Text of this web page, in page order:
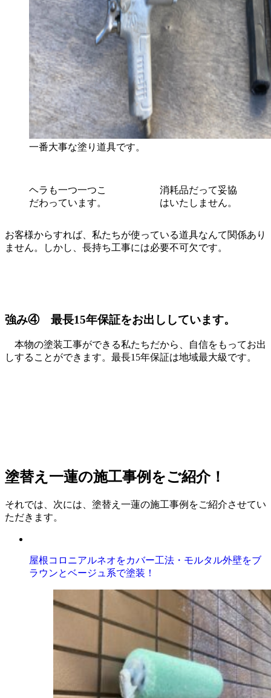
一番大事な塗り道具です。
ヘラも一つ一つこ
だわっています。
消耗品だって妥協
はいたしません。
お客様からすれば、私たちが使っている道具なんて関係あり
ません。しかし、長持ち工事には必要不可欠です。
強み④ 最長15年保証をお出ししています。
本物の塗装工事ができる私たちだから、自信をもってお出
しすることができます。最長15年保証は地域最大級です。
塗替え一蓮の施工事例をご紹介！
それでは、次には、塗替え一蓮の施工事例をご紹介させてい
ただきます。
屋根コロニアルネオをカバー工法・モルタル外壁をブ
ラウンとベージュ系で塗装！